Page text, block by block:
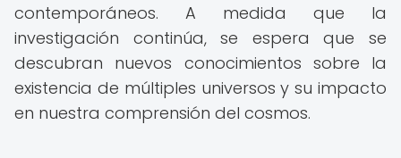
contemporáneos. A medida que la
investigación continúa, se espera que se
descubran nuevos conocimientos sobre la
existencia de múltiples universos y su impacto
en nuestra comprensión del cosmos.